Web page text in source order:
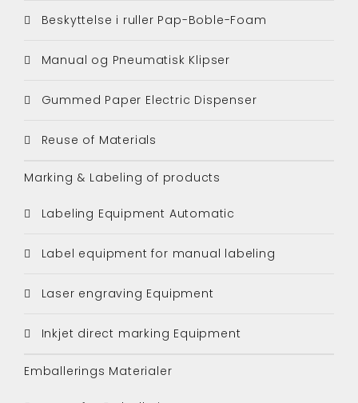
Beskyttelse i ruller Pap-Boble-Foam
Manual og Pneumatisk Klipser
Gummed Paper Electric Dispenser
Reuse of Materials
Marking & Labeling of products
Labeling Equipment Automatic
Label equipment for manual labeling
Laser engraving Equipment
Inkjet direct marking Equipment
Emballerings Materialer